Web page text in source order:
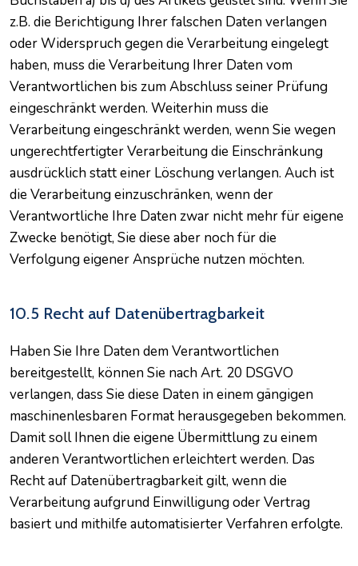
z.B. die Berichtigung Ihrer falschen Daten verlangen
oder Widerspruch gegen die Verarbeitung eingelegt
haben, muss die Verarbeitung Ihrer Daten vom
Verantwortlichen bis zum Abschluss seiner Prüfung
eingeschränkt werden. Weiterhin muss die
Verarbeitung eingeschränkt werden, wenn Sie wegen
ungerechtfertigter Verarbeitung die Einschränkung
ausdrücklich statt einer Löschung verlangen. Auch ist
die Verarbeitung einzuschränken, wenn der
Verantwortliche Ihre Daten zwar nicht mehr für eigene
Zwecke benötigt, Sie diese aber noch für die
Verfolgung eigener Ansprüche nutzen möchten.
10.5 Recht auf Datenübertragbarkeit
Haben Sie Ihre Daten dem Verantwortlichen
bereitgestellt, können Sie nach Art. 20 DSGVO
verlangen, dass Sie diese Daten in einem gängigen
maschinenlesbaren Format herausgegeben bekommen.
Damit soll Ihnen die eigene Übermittlung zu einem
anderen Verantwortlichen erleichtert werden. Das
Recht auf Datenübertragbarkeit gilt, wenn die
Verarbeitung aufgrund Einwilligung oder Vertrag
basiert und mithilfe automatisierter Verfahren erfolgte.